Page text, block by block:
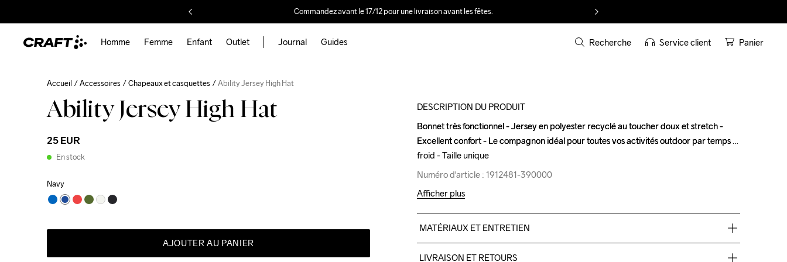
Commandez avant le 17/12 pour une livraison avant les fêtes.
Homme Femme Enfant Outlet Journal Guides Recherche Service client Panier
Accueil Accessoires Chapeaux et casquettes Ability Jersey High Hat
Ability Jersey High Hat
25 EUR
En stock
Navy
AJOUTER AU PANIER
DESCRIPTION DU PRODUIT
Bonnet très fonctionnel - Jersey en polyester recyclé au toucher doux et stretch -
Excellent confort - Le compagnon idéal pour toutes vos activités outdoor par temps
froid - Taille unique
Numéro d'article : 1912481-390000
Bonnet très fonctionnel - Jersey en polyester recyclé au toucher doux et stretch -
Excellent confort - Le compagnon idéal pour toutes vos activités outdoor par temps
froid - Taille unique
Numéro d'article : 1912481-390000
Afficher plus
MATÉRIAUX ET ENTRETIEN
LIVRAISON ET RETOURS